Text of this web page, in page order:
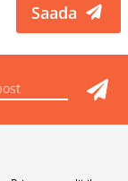
Saada